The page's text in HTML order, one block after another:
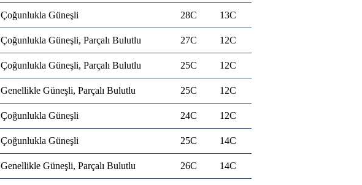
Çoğunlukla Güneşli 28C 13C
Çoğunlukla Güneşli, Parçalı Bulutlu 27C 12C
Çoğunlukla Güneşli, Parçalı Bulutlu 25C 12C
Genellikle Güneşli, Parçalı Bulutlu 25C 12C
Çoğunlukla Güneşli 24C 12C
Çoğunlukla Güneşli 25C 14C
Genellikle Güneşli, Parçalı Bulutlu 26C 14C